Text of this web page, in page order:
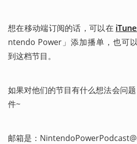
想在移动端订阅的话，可以在
ntendo Power」添加播单，也可
到这档节目。
如果对他们的节目有什么想法会问
件~
邮箱是：